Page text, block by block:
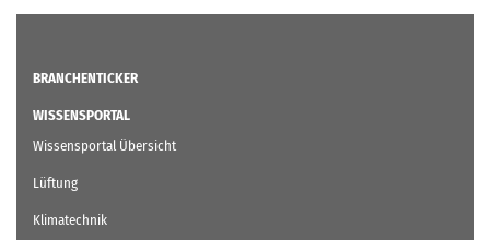
BRANCHENTICKER
WISSENSPORTAL
Wissensportal Übersicht
Lüftung
Klimatechnik